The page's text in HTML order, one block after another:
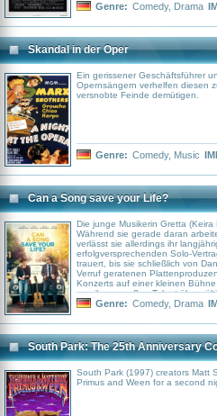
Genre: Comedy, Drama
Skandal in der Oper
Ein gerissener Geschäftsführer
Opernsängern verhelfen diesen
versnobte Feinde demütigen.
Genre: Comedy, Music
Can a Song save your Life?
Die junge Musikerin Gretta (Keira
Während sie gerade daran
verlässt sie allerdings ihr
erfolgversprechenden Solo-
trauert, bis sie schließlich von
Verruf geratenen
Konzerts auf einer kleinen
von ihrem großen Talent
Neuanfang stemmen. Sie
und Dan schnell näher. Aus der
Beziehung gegenseitiger
Leben der begabten Musikerin,
Produzenten grundlegend
Genre: Comedy, Drama
South Park: The 25th Anniversary
South Park (1997) creators Matt
Primus and Ween for a second